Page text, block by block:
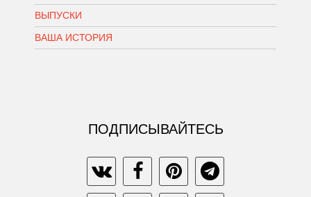
ВЫПУСКИ
ВАША ИСТОРИЯ
ПОДПИСЫВАЙТЕСЬ